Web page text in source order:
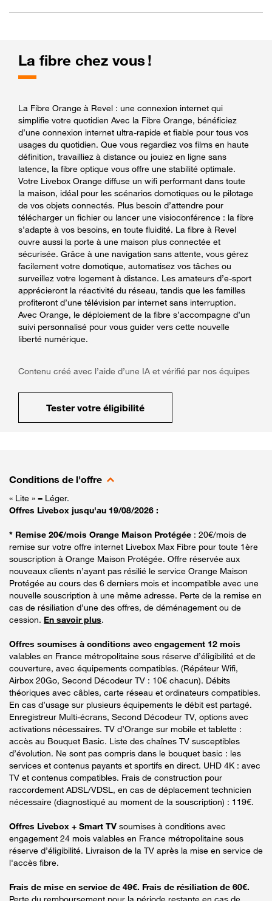
La fibre chez vous !
La Fibre Orange à Revel : une connexion internet qui
simplifie votre quotidien Avec la Fibre Orange, bénéficiez
d’une connexion internet ultra-rapide et fiable pour tous vos
usages du quotidien. Que vous regardiez vos films en haute
définition, travailliez à distance ou jouiez en ligne sans
latence, la fibre optique vous offre une stabilité optimale.
Votre Livebox Orange diffuse un wifi performant dans toute
la maison, idéal pour les scénarios domotiques ou le pilotage
de vos objets connectés. Plus besoin d’attendre pour
télécharger un fichier ou lancer une visioconférence : la fibre
s’adapte à vos besoins, en toute fluidité. La fibre à Revel
ouvre aussi la porte à une maison plus connectée et
sécurisée. Grâce à une navigation sans attente, vous gérez
facilement votre domotique, automatisez vos tâches ou
surveillez votre logement à distance. Les amateurs d’e-sport
apprécieront la réactivité du réseau, tandis que les familles
profiteront d’une télévision par internet sans interruption.
Avec Orange, le déploiement de la fibre s’accompagne d’un
suivi personnalisé pour vous guider vers cette nouvelle
liberté numérique.
Contenu créé avec l’aide d’une IA et vérifié par nos équipes
Tester votre éligibilité
Conditions de l'offre
« Lite » = Léger.
Offres Livebox jusqu'au 19/08/2026 :
* Remise 20€/mois Orange Maison Protégée : 20€/mois de
remise sur votre offre internet Livebox Max Fibre pour toute 1ère
souscription à Orange Maison Protégée. Offre réservée aux
nouveaux clients n’ayant pas résilié le service Orange Maison
Protégée au cours des 6 derniers mois et incompatible avec une
nouvelle souscription à une même adresse. Perte de la remise en
cas de résiliation d’une des offres, de déménagement ou de
cession. En savoir plus.
Offres soumises à conditions avec engagement 12 mois
valables en France métropolitaine sous réserve d’éligibilité et de
couverture, avec équipements compatibles. (Répéteur Wifi,
Airbox 20Go, Second Décodeur TV : 10€ chacun). Débits
théoriques avec câbles, carte réseau et ordinateurs compatibles.
En cas d’usage sur plusieurs équipements le débit est partagé.
Enregistreur Multi-écrans, Second Décodeur TV, options avec
activations nécessaires. TV d’Orange sur mobile et tablette :
accès au Bouquet Basic. Liste des chaînes TV susceptibles
d’évolution. Ne sont pas compris dans le bouquet basic : les
services et contenus payants et sportifs en direct. UHD 4K : avec
TV et contenus compatibles. Frais de construction pour
raccordement ADSL/VDSL, en cas de déplacement technicien
nécessaire (diagnostiqué au moment de la souscription) : 119€.
Offres Livebox + Smart TV soumises à conditions avec
engagement 24 mois valables en France métropolitaine sous
réserve d’éligibilité. Livraison de la TV après la mise en service de
l'accès fibre.
Frais de mise en service de 49€. Frais de résiliation de 60€.
Perte du remboursement pour la période restante en cas de